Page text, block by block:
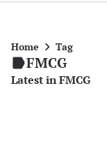
Home Tag
FMCG
Latest in FMCG